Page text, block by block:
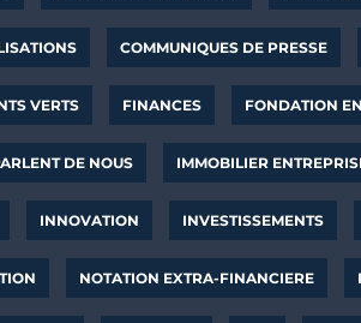
COMMUNIQUES DE PRESSE
VERTS FINANCES FONDATION
DE NOUS IMMOBILIER
INNOVATION INVESTISSEMENTS
NOTATION EXTRA-FINANCIERE